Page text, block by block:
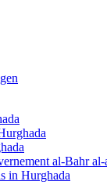
al-Bahr al-
in Hurghada